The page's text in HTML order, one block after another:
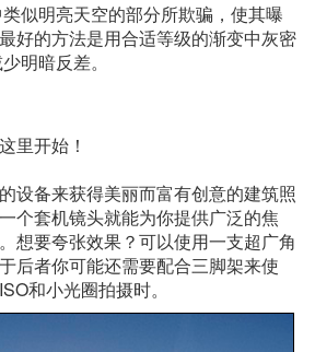
似明亮天空的部分所欺骗，使其曝
好的方法是用合适等级的渐变中灰密
明暗反差。
里开始！
设备来获得美丽而富有创意的建筑照
个套机镜头就能为你提供广泛的焦
想要夸张效果？可以使用一支超广角
后者你可能还需要配合三脚架来使
和小光圈拍摄时。